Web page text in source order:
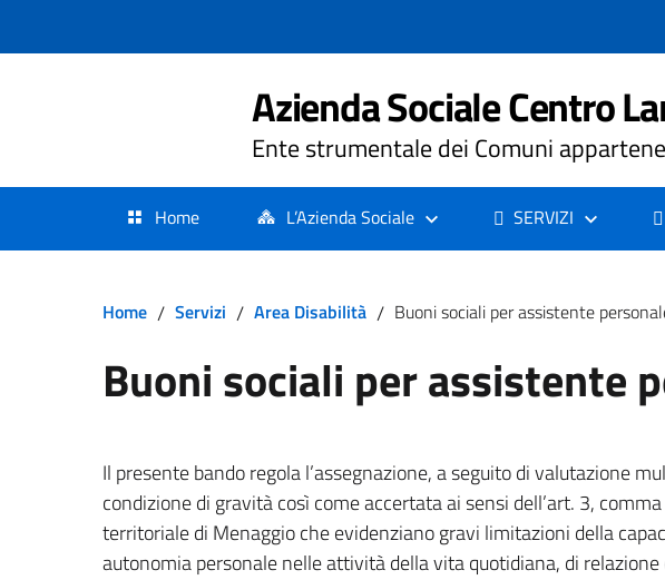
Azienda Sociale Centro
Ente strumentale dei Comuni
Home L’Azienda Sociale SERVIZI
Home / Servizi / Area Disabilità / Buoni sociali per assistente
Buoni sociali per assistente
Il presente bando regola l’assegnazione, a seguito di valutazione
condizione di gravità così come accertata ai sensi dell’art. 3,
territoriale di Menaggio che evidenziano gravi limitazioni della
autonomia personale nelle attività della vita quotidiana, di relazione